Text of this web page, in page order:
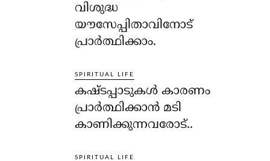
വിശുദ്ധ
യൗസേപ്പിതാവിനോട്
പ്രാര്‍ത്ഥിക്കാം.
SPIRITUAL LIFE
കഷ്ടപ്പാടുകള്‍ കാരണം
പ്രാര്‍ത്ഥിക്കാന്‍ മടി
കാണിക്കുന്നവരോട്..
SPIRITUAL LIFE